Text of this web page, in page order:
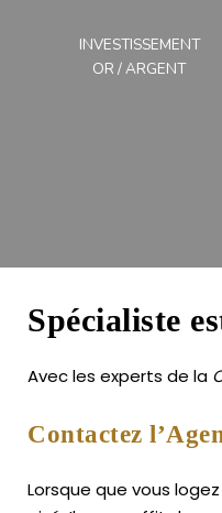
INVESTISSEMENT
OR / ARGENT
Spécialiste
Avec les experts de la
Contactez
Lorsque que vous